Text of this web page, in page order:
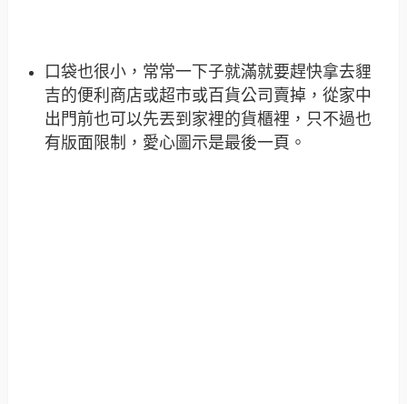
口袋也很小，常常一下子就滿就要趕快拿去貍
吉的便利商店或超市或百貨公司賣掉，從家中
出門前也可以先丟到家裡的貨櫃裡，只不過也
有版面限制，愛心圖示是最後一頁。